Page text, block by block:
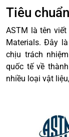
Tiêu
ASTM là tên
Materials. Đây
chịu trách
quốc tế về
nhiều loại vật